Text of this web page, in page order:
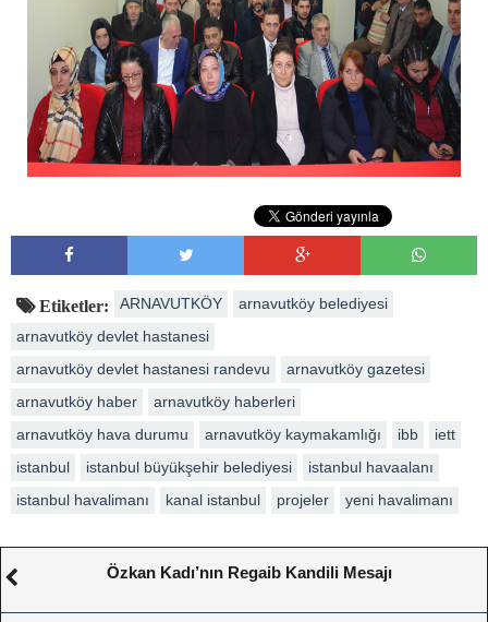
Etiketler: ARNAVUTKÖY
arnavutköy belediyesi
arnavutköy devlet hastanesi
arnavutköy devlet hastanesi randevu
arnavutköy gazetesi
arnavutköy haber
arnavutköy haberleri
arnavutköy hava durumu
arnavutköy kaymakamlığı ibb
iett
istanbul
istanbul büyükşehir belediyesi
istanbul havaalanı
istanbul havalimanı
kanal istanbul projeler yeni havalimanı
Özkan Kadı’nın Regaib Kandili Mesajı